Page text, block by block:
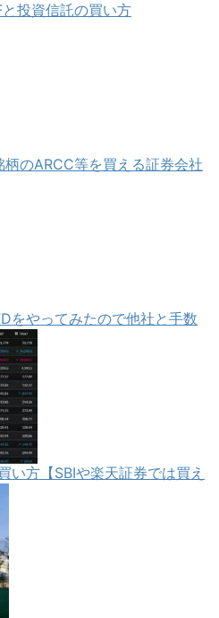
投資信託の買い方
のARCC等を買える証券会社
をやってみたので他社と手数
い方【SBIや楽天証券では買え